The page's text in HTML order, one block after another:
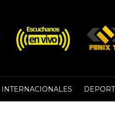
INTERNACIONALES